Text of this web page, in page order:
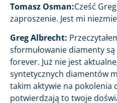
Tomasz Osman:Cześć
zaproszenie. Jest mi
Greg Albrecht:
sformułowanie diamenty
forever. Już nie jest
syntetycznych diamentów
takim aktywie na pokolenia
potwierdzają to twoje